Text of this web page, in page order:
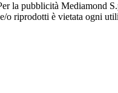
la pubblicità Mediamond
o riprodotti è vietata ogni